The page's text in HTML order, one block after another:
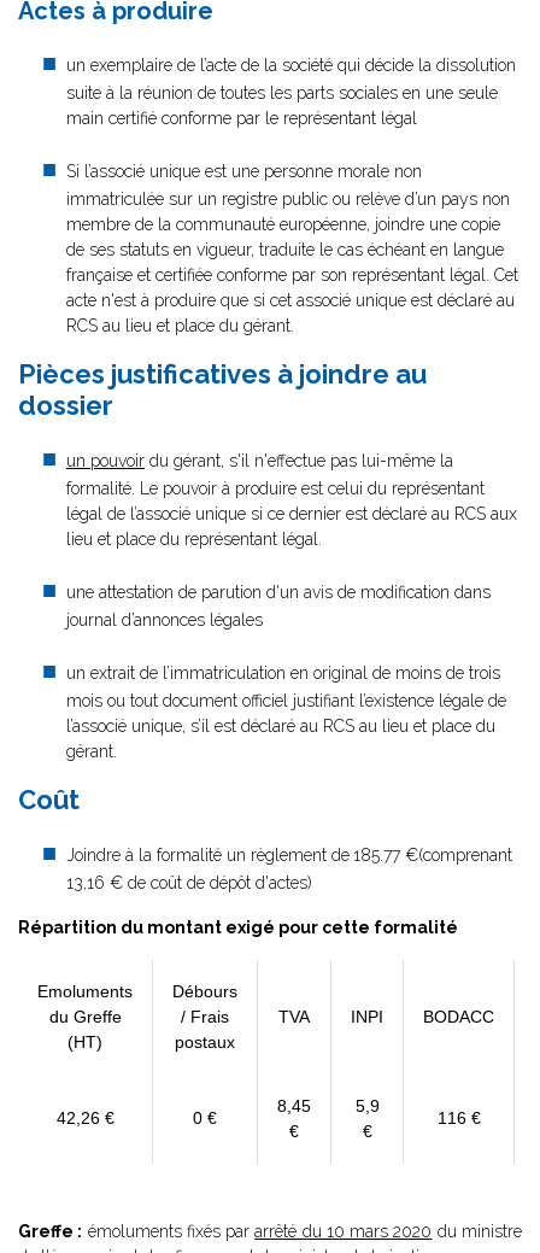
Actes à produire
un exemplaire de l’acte de la société qui décide la dissolution
suite à la réunion de toutes les parts sociales en une seule
main certifié conforme par le représentant légal
Si l’associé unique est une personne morale non
immatriculée sur un registre public ou relève d’un pays non
membre de la communauté européenne, joindre une copie
de ses statuts en vigueur, traduite le cas échéant en langue
française et certifiée conforme par son représentant légal. Cet
acte n'est à produire que si cet associé unique est déclaré au
RCS au lieu et place du gérant.
Pièces justificatives à joindre au
dossier
un pouvoir du gérant, s'il n'effectue pas lui-même la
formalité. Le pouvoir à produire est celui du représentant
légal de l’associé unique si ce dernier est déclaré au RCS aux
lieu et place du représentant légal.
une attestation de parution d'un avis de modification dans
journal d’annonces légales
un extrait de l’immatriculation en original de moins de trois
mois ou tout document officiel justifiant l’existence légale de
l’associé unique, s’il est déclaré au RCS au lieu et place du
gérant.
Coût
Joindre à la formalité un règlement de185.77 €(comprenant
13,16 € de coût de dépôt d'actes)
Répartition du montant exigé pour cette formalité
Emoluments
du Greffe
(HT)
Débours
/ Frais
postaux
TVA INPI BODACC
42,26 € 0 €
8,45
€
5,9
€
116 €
Greffe : émoluments fixés pararrêté du 10 mars 2020 du ministre